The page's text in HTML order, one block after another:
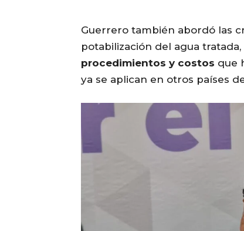
Guerrero también abordó las
potabilización del agua
procedimientos y costos que
ya se aplican en otros países